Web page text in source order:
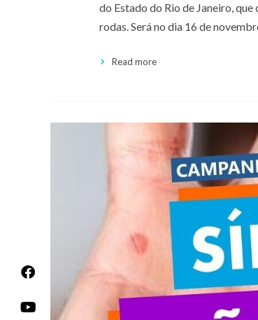
do Estado do Rio de Janeiro,
rodas. Será no dia 16 de
Read more